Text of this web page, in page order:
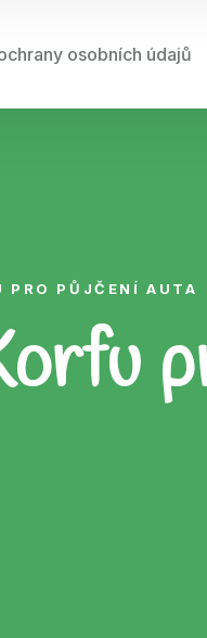
osobních údajů
PRO PŮJČENÍ AUTA